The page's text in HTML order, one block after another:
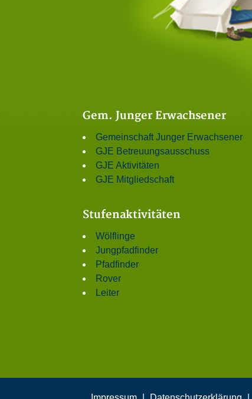
Gem. Junger Erwachsener
Gemeinschaft Junger Erwachsener
GJE Betreuungsausschuss
GJE Aktivitäten
GJE Mitgliedschaft
Stufenaktivitäten
Wölflinge
Jungpfadfinder
Pfadfinder
Rover
Leiter